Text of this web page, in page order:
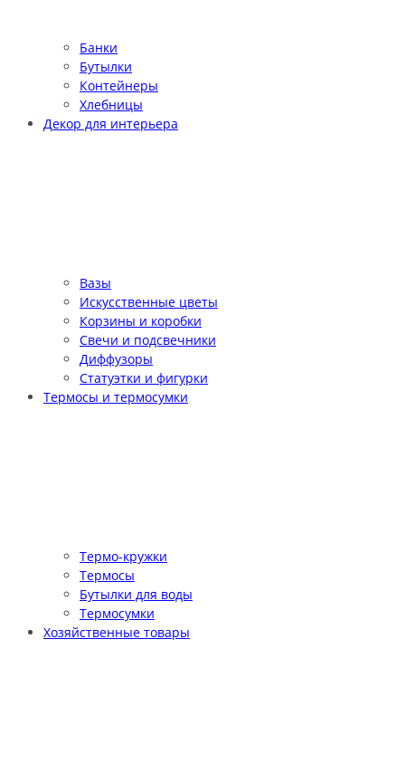
Банки
Бутылки
Контейнеры
Хлебницы
Декор для интерьера
Вазы
Искусственные цветы
Корзины и коробки
Свечи и подсвечники
Диффузоры
Статуэтки и фигурки
Термосы и термосумки
Термо-кружки
Термосы
Бутылки для воды
Термосумки
Хозяйственные товары